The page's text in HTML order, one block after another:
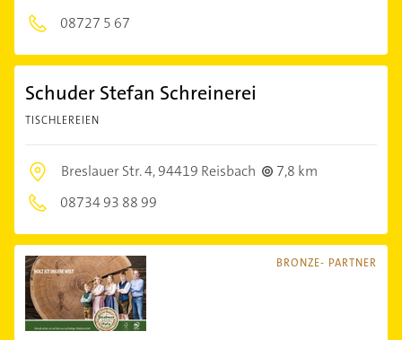
08727 5 67
Schuder Stefan Schreinerei
TISCHLEREIEN
Breslauer Str. 4,94419 Reisbach
7,8 km
08734 93 88 99
BRONZE- PARTNER